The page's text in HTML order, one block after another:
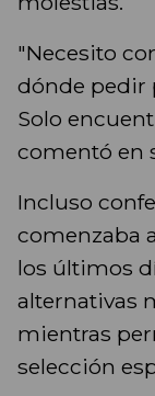
"Necesito
dónde pedir
Solo
comentó en
Incluso
comenzaba
los últimos
alternativas
mientras
selección